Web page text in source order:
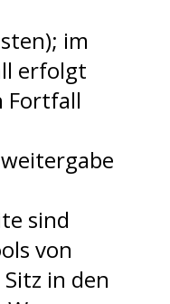
im
erfolgt
Fortfall
sind
von
in den